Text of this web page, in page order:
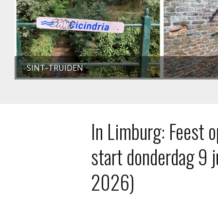
SINT-TRUIDEN
In Limburg: Feest
start donderdag
2026)